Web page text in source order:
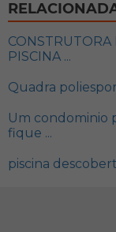
PISCINA ...
Quadra
Um condominio
fique ...
piscina